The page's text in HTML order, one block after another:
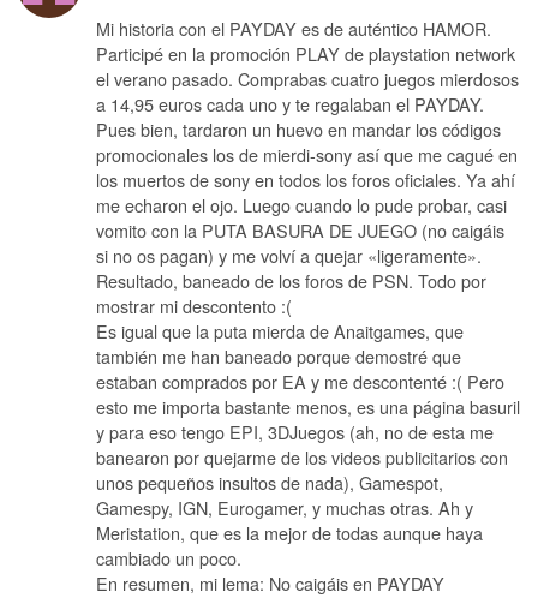
Mi historia con el PAYDAY es de auténtico HAMOR.
Participé en la promoción PLAY de playstation network
el verano pasado. Comprabas cuatro juegos mierdosos
a 14,95 euros cada uno y te regalaban el PAYDAY.
Pues bien, tardaron un huevo en mandar los códigos
promocionales los de mierdi-sony así que me cagué en
los muertos de sony en todos los foros oficiales. Ya ahí
me echaron el ojo. Luego cuando lo pude probar, casi
vomito con la PUTA BASURA DE JUEGO (no caigáis
si no os pagan) y me volví a quejar «ligeramente».
Resultado, baneado de los foros de PSN. Todo por
mostrar mi descontento :(
Es igual que la puta mierda de Anaitgames, que
también me han baneado porque demostré que
estaban comprados por EA y me descontenté :( Pero
esto me importa bastante menos, es una página basuril
y para eso tengo EPI, 3DJuegos (ah, no de esta me
banearon por quejarme de los videos publicitarios con
unos pequeños insultos de nada), Gamespot,
Gamespy, IGN, Eurogamer, y muchas otras. Ah y
Meristation, que es la mejor de todas aunque haya
cambiado un poco.
En resumen, mi lema: No caigáis en PAYDAY